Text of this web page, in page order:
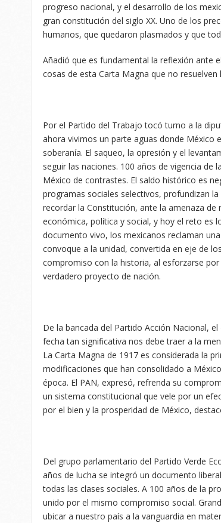
progreso nacional, y el desarrollo de los
gran constitución del siglo XX. Uno de los
humanos, que quedaron plasmados y que
Añadió que es fundamental la reflexión ante
cosas de esta Carta Magna que no
Por el Partido del Trabajo tocó turno a la
ahora vivimos un parte aguas donde México
soberanía. El saqueo, la opresión y el
seguir las naciones. 100 años de vigencia de
México de contrastes. El saldo histórico es
programas sociales selectivos, profundizan
recordar la Constitución, ante la amenaza
económica, política y social, y hoy el reto es
documento vivo, los mexicanos reclaman
convoque a la unidad, convertida en eje de
compromiso con la historia, al esforzarse
verdadero proyecto de nación.
De la bancada del Partido Acción Nacional,
fecha tan significativa nos debe traer a la
La Carta Magna de 1917 es considerada la
modificaciones que han consolidado a
época. El PAN, expresó, refrenda su
un sistema constitucional que vele por un
por el bien y la prosperidad de México,
Del grupo parlamentario del Partido Verde
años de lucha se integró un documento
todas las clases sociales. A 100 años de la
unido por el mismo compromiso social.
ubicar a nuestro país a la vanguardia en